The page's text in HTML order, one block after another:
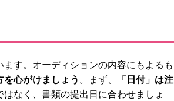
す。オーディションの内容にもよるも
心がけましょう 。まず、
「日付」は注
なく、書類の提出日に合わせましょ